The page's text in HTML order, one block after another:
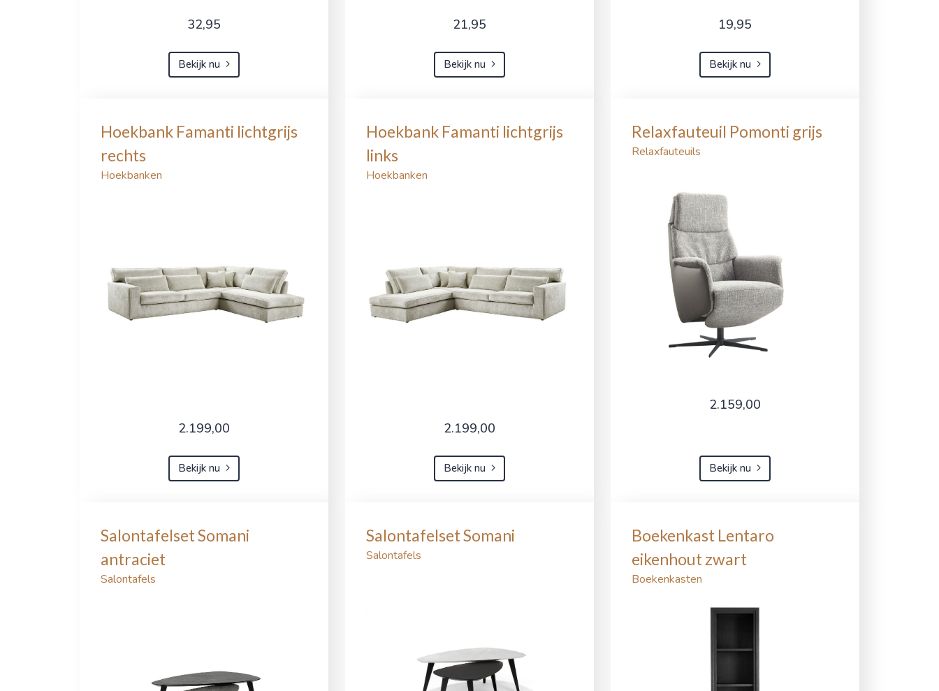
32,95
Bekijk nu
21,95
Bekijk nu
19,95
Bekijk nu
Hoekbank Famanti lichtgrijs
rechts
Hoekbanken
2.199,00
Bekijk nu
Hoekbank Famanti lichtgrijs
links
Hoekbanken
2.199,00
Bekijk nu
Relaxfauteuil Pomonti grijs
Relaxfauteuils
2.159,00
Bekijk nu
Salontafelset Somani
antraciet
Salontafels
Salontafelset Somani
Salontafels
Boekenkast Lentaro
eikenhout zwart
Boekenkasten